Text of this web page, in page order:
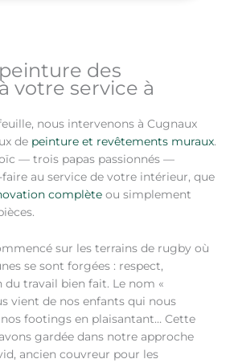
des
votre service à
nous intervenons à Cugnaux
de peinture et revêtements muraux.
— trois papas passionnés —
au service de votre intérieur, que
complète ou simplement
sur les terrains de rugby où
se sont forgées : respect,
travail bien fait. Le nom «
vient de nos enfants qui nous
footings en plaisantant… Cette
gardée dans notre approche
ancien couvreur pour les